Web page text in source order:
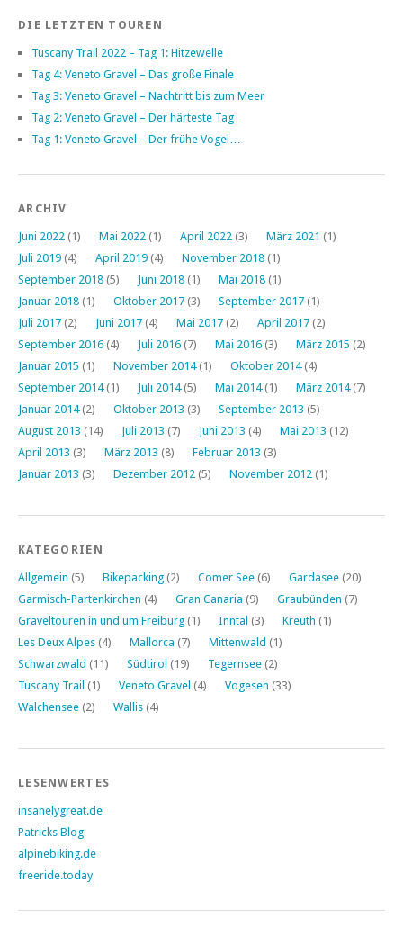
DIE LETZTEN TOUREN
Tuscany Trail 2022 – Tag 1: Hitzewelle
Tag 4: Veneto Gravel – Das große Finale
Tag 3: Veneto Gravel – Nachtritt bis zum Meer
Tag 2: Veneto Gravel – Der härteste Tag
Tag 1: Veneto Gravel – Der frühe Vogel…
ARCHIV
Juni 2022 (1) Mai 2022 (1) April 2022 (3) März 2021 (1)
Juli 2019 (4) April 2019 (4) November 2018 (1)
September 2018 (5) Juni 2018 (1) Mai 2018 (1)
Januar 2018 (1) Oktober 2017 (3) September 2017 (1)
Juli 2017 (2) Juni 2017 (4) Mai 2017 (2) April 2017 (2)
September 2016 (4) Juli 2016 (7) Mai 2016 (3) März 2015 (2)
Januar 2015 (1) November 2014(1) Oktober 2014(4)
September 2014(1) Juli 2014(5) Mai 2014(1) März 2014(7)
Januar 2014(2) Oktober 2013 (3) September 2013 (5)
August 2013 (14) Juli 2013 (7) Juni 2013 (4) Mai 2013 (12)
April 2013 (3) März 2013 (8) Februar 2013 (3)
Januar 2013 (3) Dezember 2012 (5) November 2012 (1)
KATEGORIEN
Allgemein (5) Bikepacking (2) Comer See (6) Gardasee (20)
Garmisch-Partenkirchen (4) Gran Canaria (9) Graubünden (7)
Graveltouren in und um Freiburg (1) Inntal (3) Kreuth (1)
Les Deux Alpes (4) Mallorca (7) Mittenwald (1)
Schwarzwald (11) Südtirol (19) Tegernsee (2)
Tuscany Trail (1) Veneto Gravel (4) Vogesen (33)
Walchensee (2) Wallis (4)
LESENWERTES
insanelygreat.de
Patricks Blog
alpinebiking.de
freeride.today